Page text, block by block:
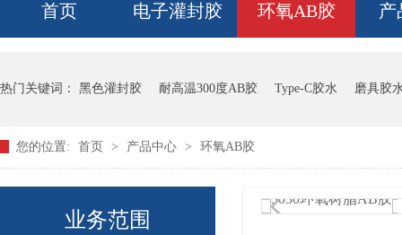
首页 电子灌封胶 环氧AB胶 产
热门关键词： 黑色灌封胶 耐高温300度AB胶 Type-C胶水 磨具胶
您的位置: 首页 > 产品中心 > 环氧AB胶
业务范围